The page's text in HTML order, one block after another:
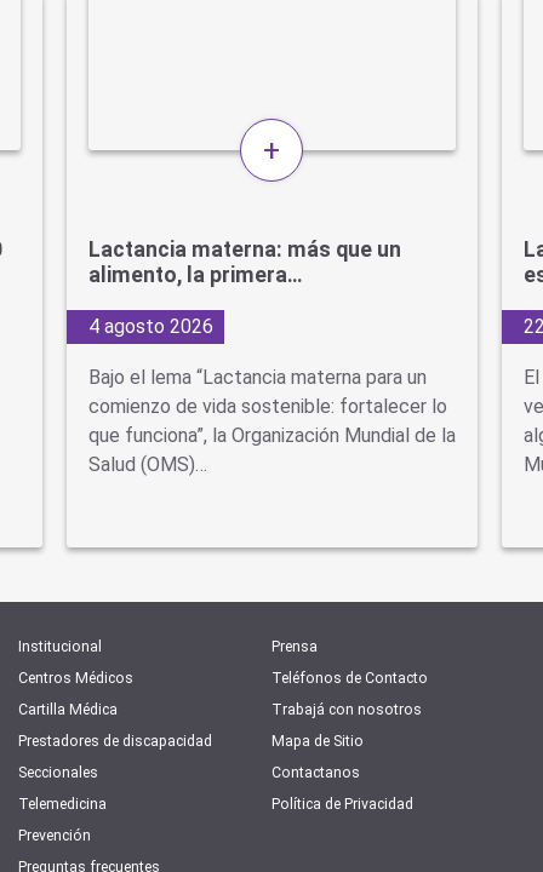
+
Lactancia materna: más que un
alimento, la primera…
4 agosto 2026
Bajo el lema “Lactancia materna para un
comienzo de vida sostenible: fortalecer lo
que funciona”, la Organización Mundial de la
Salud (OMS)…
Institucional
Centros Médicos
Cartilla Médica
Prestadores de discapacidad
Seccionales
Telemedicina
Prevención
Preguntas frecuentes
Prensa
Teléfonos de Contacto
Trabajá con nosotros
Mapa de Sitio
Contactanos
Política de Privacidad